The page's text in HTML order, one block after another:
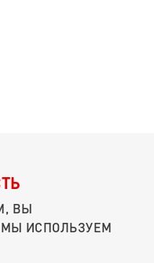
ВЫ
ИСПОЛЬЗУЕМ